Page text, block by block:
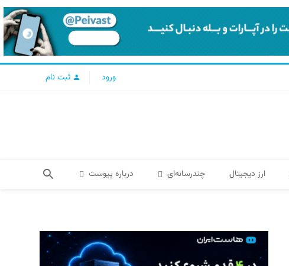
ورود ثبت نام
ارز دیجیتال چندرسانه‌ای درباره پیوست